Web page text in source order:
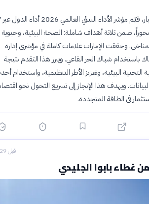
وفقاً لمركز الاتحاد للأخبار، قيّم مؤشر الأداء البيئي العالمي 2026 أداء الدول عبر 47
على 12 محوراً، ضمن ثلاثة أهداف شاملة: الصحة البيئية، وحيوية
وحققت الإمارات علامات كاملة في مؤشري إدارة
شباك الجر القاعي. ويبرز هذا التقدم نتيجة
البيئية، وتعزيز الأطر التنظيمية، واستخدام أحدث
ويهدف هذا الإنجاز إلى تسريع التحول نحو اقتصاد
الطاقة المتجددة.